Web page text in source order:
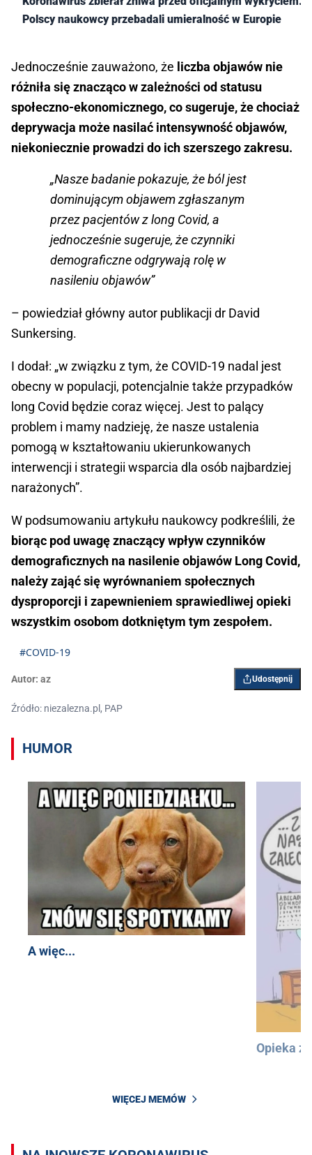
Polscy naukowcy przebadali umieralność w Europie
Jednocześnie zauważono, że liczba objawów nie
różniła się znacząco w zależności od statusu
społeczno-ekonomicznego, co sugeruje, że chociaż
deprywacja może nasilać intensywność objawów,
niekoniecznie prowadzi do ich szerszego zakresu.
„Nasze badanie pokazuje, że ból jest
dominującym objawem zgłaszanym
przez pacjentów z long Covid, a
jednocześnie sugeruje, że czynniki
demograficzne odgrywają rolę w
nasileniu objawów”
– powiedział główny autor publikacji dr David
Sunkersing.
I dodał: „w związku z tym, że COVID-19 nadal jest
obecny w populacji, potencjalnie także przypadków
long Covid będzie coraz więcej. Jest to palący
problem i mamy nadzieję, że nasze ustalenia
pomogą w kształtowaniu ukierunkowanych
interwencji i strategii wsparcia dla osób najbardziej
narażonych”.
W podsumowaniu artykułu naukowcy podkreślili, że
biorąc pod uwagę znaczący wpływ czynników
demograficznych na nasilenie objawów Long Covid,
należy zająć się wyrównaniem społecznych
dysproporcji i zapewnieniem sprawiedliwej opieki
wszystkim osobom dotkniętym tym zespołem.
#COVID-19
Autor: az Udostępnij
Źródło: niezalezna.pl, PAP
HUMOR
A więc...
Opieka
WIĘCEJ MEMÓW